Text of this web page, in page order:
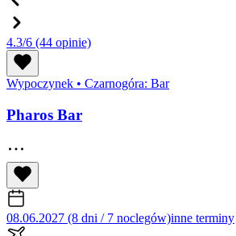
4.3/6 (44 opinie)
Wypoczynek • Czarnogóra: Bar
Pharos Bar
08.06.2027 (8 dni / 7 noclegów)inne terminy